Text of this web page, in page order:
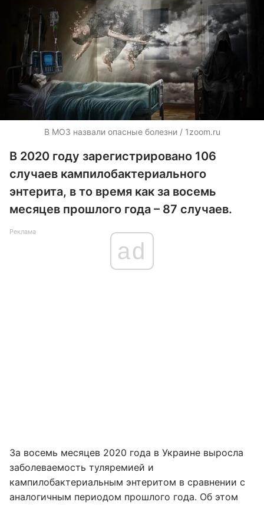
В МОЗ назвали опасные болезни / 1zoom.ru
В 2020 году зарегистрировано 106
случаев кампилобактериального
энтерита, в то время как за восемь
месяцев прошлого года – 87 случаев.
Реклама
ad
За восемь месяцев 2020 года в Украине выросла
заболеваемость туляремией и
кампилобактериальным энтеритом в сравнении с
аналогичным периодом прошлого года. Об этом